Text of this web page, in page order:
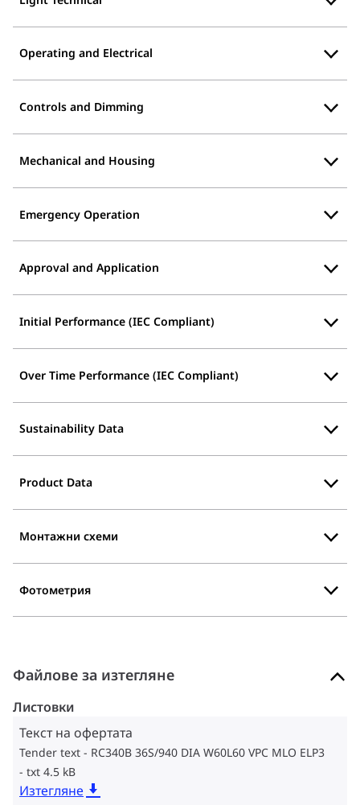
Operating and Electrical
Controls and Dimming
Mechanical and Housing
Emergency Operation
Approval and Application
Initial Performance (IEC Compliant)
Over Time Performance (IEC Compliant)
Sustainability Data
Product Data
Монтажни схеми
Фотометрия
Файлове за изтегляне
Листовки
Текст на офертата
Tender text - RC340B 36S/940 DIA W60L60 VPC MLO ELP3
txt 4.5 kB
Изтегляне